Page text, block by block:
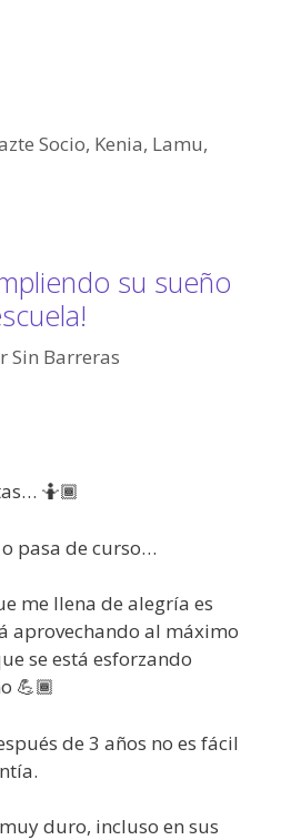
Socio, Kenia, Lamu,
su sueño
Sin Barreras
🤷🏾
pasa de curso…
me llena de alegría es
aprovechando al máximo
se está esforzando
💪🏾
de 3 años no es fácil
duro, incluso en sus